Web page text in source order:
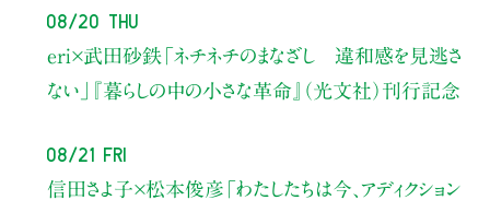
08/20 Thu
eri×武田砂鉄「ネチネチのまなざし 違和感を見逃さ
ない」
『暮らしの中の小さな革命』（光文社）刊行記念
08/21 Fri
信田さよ子×松本俊彦 「わたしたちは今、アディクション